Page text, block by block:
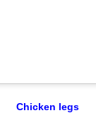
Chicken legs